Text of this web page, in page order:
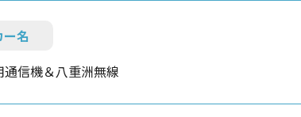
ー名
通信機＆八重洲無線